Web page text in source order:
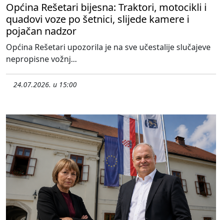
Općina Rešetari bijesna: Traktori, motocikli i
quadovi voze po šetnici, slijede kamere i
pojačan nadzor
Općina Rešetari upozorila je na sve učestalije slučajeve
nepropisne vožnj...
24.07.2026. u 15:00